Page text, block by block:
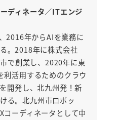
ディネータ／ITエンジ
2016年からAIを業務に
。2018年に株式会社
で創業し、2020年に東
利活用するためのクラウ
開発し、北九州発！新
る。北九州市ロボッ
コーディネータとして中